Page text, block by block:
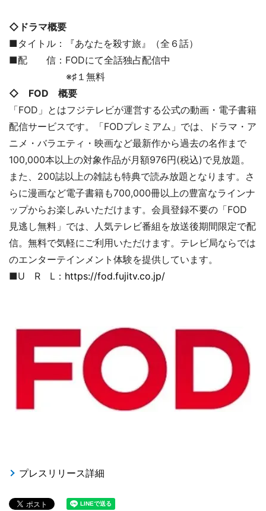
◇ドラマ概要
■タイトル：『あなたを殺す旅』（全６話）
■配 信：FODにて全話独占配信中
※♯１無料
◇ FOD 概要
「FOD」とはフジテレビが運営する公式の動画・電子書籍
配信サービスです。「FODプレミアム」では、ドラマ・ア
ニメ・バラエティ・映画など最新作から過去の名作まで
100,000本以上の対象作品が月額976円(税込)で見放題。
また、200誌以上の雑誌も特典で読み放題となります。さ
らに漫画など電子書籍も700,000冊以上の豊富なラインナ
ップからお楽しみいただけます。会員登録不要の「FOD
見逃し無料」では、人気テレビ番組を放送後期間限定で配
信。無料で気軽にご利用いただけます。テレビ局ならでは
のエンターテインメント体験を提供しています。
■U R L： https://fod.fujitv.co.jp/
プレスリリース詳細